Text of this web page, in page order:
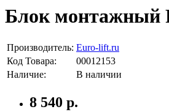
Блок монтажный
Производитель: Euro-lift.ru
Код Товара:
00012153
Наличие:
В наличии
8 540 р.